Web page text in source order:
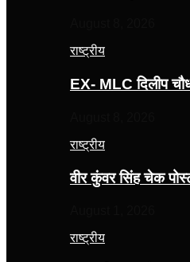
राष्ट्रीय
EX- MLC दिलीप
राष्ट्रीय
वीर कुंवर सिंह चेक
राष्ट्रीय